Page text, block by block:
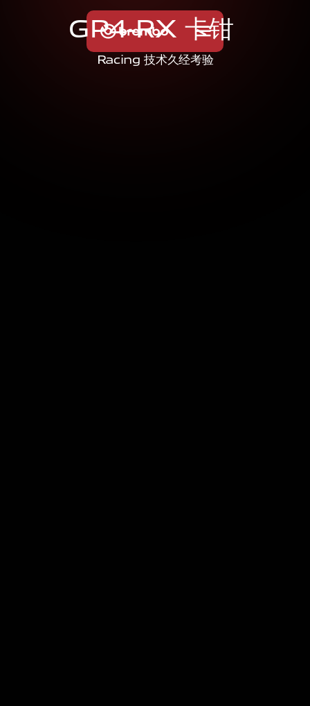
GP4-RX 卡钳
Racing 技术久经考验